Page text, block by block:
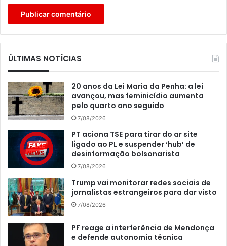
ÚLTIMAS NOTÍCIAS
20 anos da Lei Maria da Penha: a lei
avançou, mas feminicídio aumenta
pelo quarto ano seguido
7/08/2026
PT aciona TSE para tirar do ar site
ligado ao PL e suspender ‘hub’ de
desinformação bolsonarista
7/08/2026
Trump vai monitorar redes sociais de
jornalistas estrangeiros para dar visto
7/08/2026
PF reage a interferência de Mendonça
e defende autonomia técnica